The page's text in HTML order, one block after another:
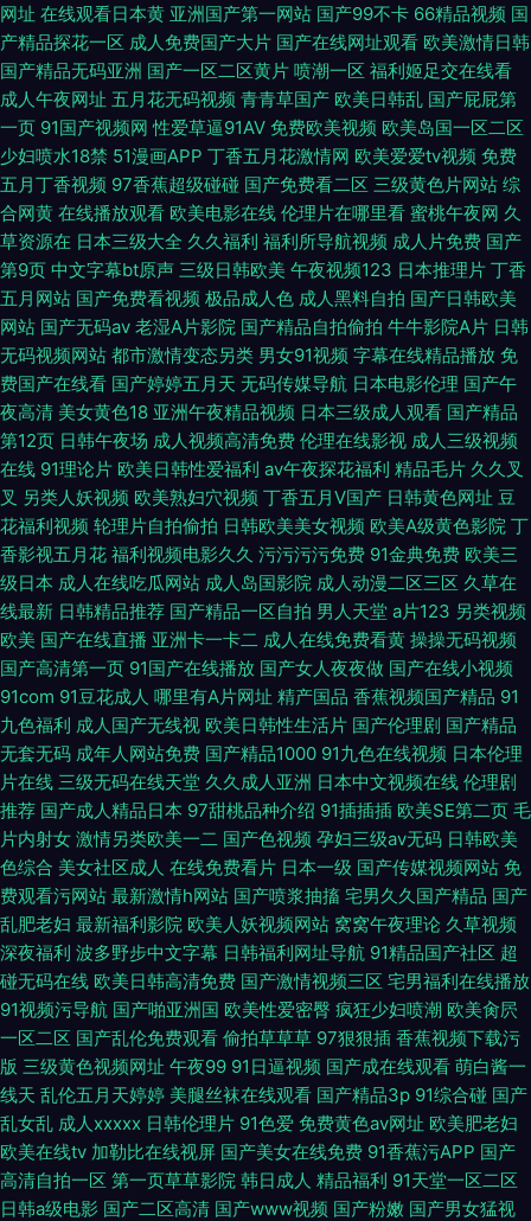
网址 在线观看日本黄 亚洲国产第一网站 国产99不卡 66精品视频 国
产精品探花一区 成人免费国产大片 国产在线网址观看 欧美激情日韩
国产精品无码亚洲 国产一区二区黄片 喷潮一区 福利姬足交在线看
成人午夜网址 五月花无码视频 青青草国产 欧美日韩乱 国产屁屁第
一页 91国产视频网 性爱草逼91AV 免费欧美视频 欧美岛国一区二区
少妇喷水18禁 51漫画APP 丁香五月花激情网 欧美爱爱tv视频 免费
五月丁香视频 97香蕉超级碰碰 国产免费看二区 三级黄色片网站 综
合网黄 在线播放观看 欧美电影在线 伦理片在哪里看 蜜桃午夜网 久
草资源在 日本三级大全 久久福利 福利所导航视频 成人片免费 国产
第9页 中文字幕bt原声 三级日韩欧美 午夜视频123 日本推理片 丁香
五月网站 国产免费看视频 极品成人色 成人黑料自拍 国产日韩欧美
网站 国产无码av 老湿A片影院 国产精品自拍偷拍 牛牛影院A片 日韩
无码视频网站 都市激情变态另类 男女91视频 字幕在线精品播放 免
费国产在线看 国产婷婷五月天 无码传媒导航 日本电影伦理 国产午
夜高清 美女黄色18 亚洲午夜精品视频 日本三级成人观看 国产精品
第12页 日韩午夜场 成人视频高清免费 伦理在线影视 成人三级视频
在线 91理论片 欧美日韩性爱福利 av午夜探花福利 精品毛片 久久叉
叉 另类人妖视频 欧美熟妇穴视频 丁香五月V国产 日韩黄色网址 豆
花福利视频 轮理片自拍偷拍 日韩欧美美女视频 欧美A级黄色影院 丁
香影视五月花 福利视频电影久久 污污污污免费 91金典免费 欧美三
级日本 成人在线吃瓜网站 成人岛国影院 成人动漫二区三区 久草在
线最新 日韩精品推荐 国产精品一区自拍 男人天堂 a片123 另类视频
欧美 国产在线直播 亚洲卡一卡二 成人在线免费看黄 操操无码视频
国产高清第一页 91国产在线播放 国产女人夜夜做 国产在线小视频
91com 91豆花成人 哪里有A片网址 精产国品 香蕉视频国产精品 91
九色福利 成人国产无线视 欧美日韩性生活片 国产伦理剧 国产精品
无套无码 成年人网站免费 国产精品1000 91九色在线视频 日本伦理
片在线 三级无码在线天堂 久久成人亚洲 日本中文视频在线 伦理剧
推荐 国产成人精品日本 97甜桃品种介绍 91插插插 欧美SE第二页 毛
片内射女 激情另类欧美一二 国产色视频 孕妇三级av无码 日韩欧美
色综合 美女社区成人 在线免费看片 日本一级 国产传媒视频网站 免
费观看污网站 最新激情h网站 国产喷浆抽搐 宅男久久国产精品 国产
乱肥老妇 最新福利影院 欧美人妖视频网站 窝窝午夜理论 久草视频
深夜福利 波多野步中文字幕 日韩福利网址导航 91精品国产社区 超
碰无码在线 欧美日韩高清免费 国产激情视频三区 宅男福利在线播放
91视频污导航 国产啪亚洲国 欧美性爱密臀 疯狂少妇喷潮 欧美肏屄
一区二区 国产乱伦免费观看 偷拍草草草 97狠狠插 香蕉视频下载污
版 三级黄色视频网址 午夜99 91日逼视频 国产成在线观看 萌白酱一
线天 乱伦五月天婷婷 美腿丝袜在线观看 国产精品3p 91综合碰 国产
乱女乱 成人xxxxx 日韩伦理片 91色爱 免费黄色av网址 欧美肥老妇
欧美在线tv 加勒比在线视屏 国产美女在线免费 91香蕉污APP 国产
高清自拍一区 第一页草草影院 韩日成人 精品福利 91天堂一区二区
日韩a级电影 国产二区高清 国产www视频 国产粉嫩 国产男女猛视